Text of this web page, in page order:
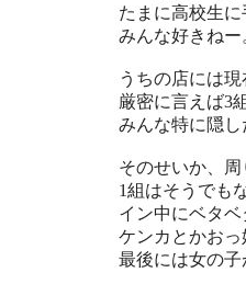
たまに高校生
みんな好きねー
うちの店には
厳密に言えば3
みんな特に隠し
そのせいか、周
1組はそうでも
イン中にベタベ
ケンカとかお
最後には女の